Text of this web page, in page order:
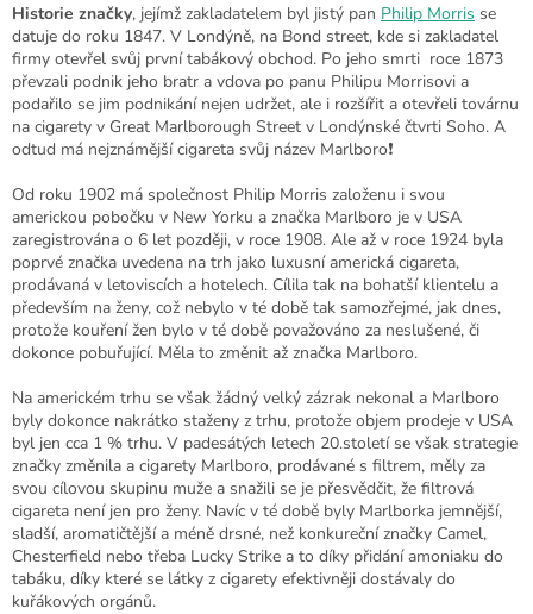
Historie značky, jejímž zakladatelem byl jistý pan Philip Morris se
datuje do roku 1847. V Londýně, na Bond street, kde si zakladatel
firmy otevřel svůj první tabákový obchod. Po jeho smrti roce 1873
převzali podnik jeho bratr a vdova po panu Philipu Morrisovi a
podařilo se jim podnikání nejen udržet, ale i rozšířit a otevřeli továrnu
na cigarety v Great Marlborough Street v Londýnské čtvrti Soho. A
odtud má nejznámější cigareta svůj název Marlboro❗
Od roku 1902 má společnost Philip Morris založenu i svou
americkou pobočku v New Yorku a značka Marlboro je v USA
zaregistrována o 6 let později, v roce 1908. Ale až v roce 1924 byla
poprvé značka uvedena na trh jako luxusní americká cigareta,
prodávaná v letoviscích a hotelech. Cílila tak na bohatší klientelu a
především na ženy, což nebylo v té době tak samozřejmé, jak dnes,
protože kouření žen bylo v té době považováno za neslušené, či
dokonce pobuřující. Měla to změnit až značka Marlboro.
Na americkém trhu se však žádný velký zázrak nekonal a Marlboro
byly dokonce nakrátko staženy z trhu, protože objem prodeje v USA
byl jen cca 1 % trhu. V padesátých letech 20.století se však strategie
značky změnila a cigarety Marlboro, prodávané s filtrem, měly za
svou cílovou skupinu muže a snažili se je přesvědčit, že filtrová
cigareta není jen pro ženy. Navíc v té době byly Marlborka jemnější,
sladší, aromatičtější a méně drsné, než konkureční značky Camel,
Chesterfield nebo třeba Lucky Strike a to díky přidání amoniaku do
tabáku, díky které se látky z cigarety efektivněji dostávaly do
kuřákových orgánů.